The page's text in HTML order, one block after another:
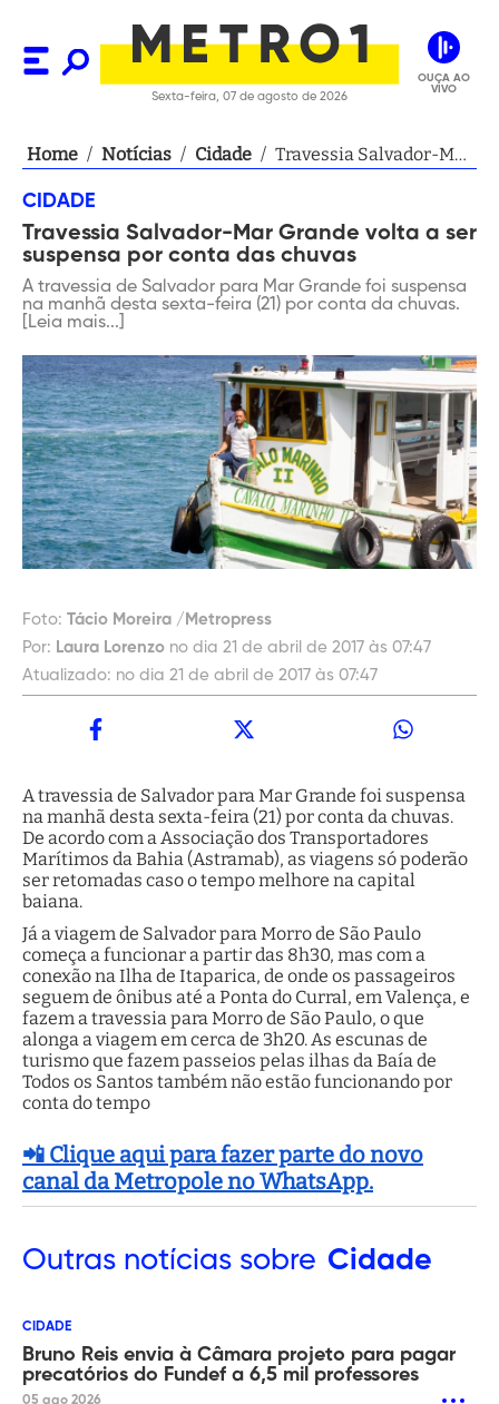
Sexta-feira, 07 de agosto de 2026
OUÇA AO
VIVO
Home / Notícias / Cidade / Travessia Salvador-Mar
chuvas
CIDADE
Travessia Salvador-Mar Grande volta a ser
suspensa por conta das chuvas
A travessia de Salvador para Mar Grande foi suspensa
na manhã desta sexta-feira (21) por conta da chuvas.
[Leia mais...]
Foto: Tácio Moreira /Metropress
Por: Laura Lorenzo no dia 21 de abril de 2017 às 07:47
Atualizado: no dia 21 de abril de 2017 às 07:47
A travessia de Salvador para Mar Grande foi suspensa
na manhã desta sexta-feira (21) por conta da chuvas.
De acordo com a Associação dos Transportadores
Marítimos da Bahia (Astramab), as viagens só poderão
ser retomadas caso o tempo melhore na capital
baiana.
Já a viagem de Salvador para Morro de São Paulo
começa a funcionar a partir das 8h30, mas com a
conexão na Ilha de Itaparica, de onde os passageiros
seguem de ônibus até a Ponta do Curral, em Valença, e
fazem a travessia para Morro de São Paulo, o que
alonga a viagem em cerca de 3h20. As escunas de
turismo que fazem passeios pelas ilhas da Baía de
Todos os Santos também não estão funcionando por
conta do tempo
📲 Clique aqui para fazer parte do novo
canal da Metropole no WhatsApp.
Outras notícias sobre Cidade
CIDADE
Bruno Reis envia à Câmara projeto para pagar
precatórios do Fundef a 6,5 mil professores
05 ago 2026